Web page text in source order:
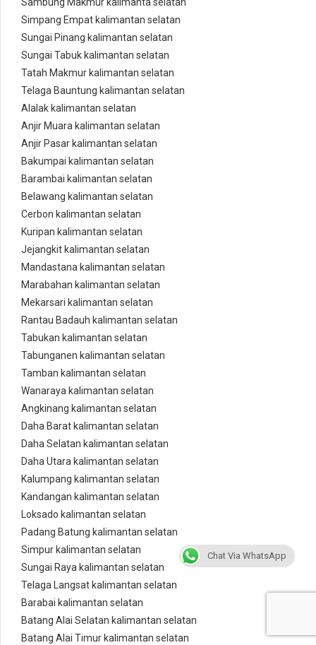
Simpang Empat kalimantan selatan
Sungai Pinang kalimantan selatan
Sungai Tabuk kalimantan selatan
Tatah Makmur kalimantan selatan
Telaga Bauntung kalimantan selatan
Alalak kalimantan selatan
Anjir Muara kalimantan selatan
Anjir Pasar kalimantan selatan
Bakumpai kalimantan selatan
Barambai kalimantan selatan
Belawang kalimantan selatan
Cerbon kalimantan selatan
Kuripan kalimantan selatan
Jejangkit kalimantan selatan
Mandastana kalimantan selatan
Marabahan kalimantan selatan
Mekarsari kalimantan selatan
Rantau Badauh kalimantan selatan
Tabukan kalimantan selatan
Tabunganen kalimantan selatan
Tamban kalimantan selatan
Wanaraya kalimantan selatan
Angkinang kalimantan selatan
Daha Barat kalimantan selatan
Daha Selatan kalimantan selatan
Daha Utara kalimantan selatan
Kalumpang kalimantan selatan
Kandangan kalimantan selatan
Loksado kalimantan selatan
Padang Batung kalimantan selatan
Simpur kalimantan selatan
Sungai Raya kalimantan selatan
Telaga Langsat kalimantan selatan
Barabai kalimantan selatan
Batang Alai Selatan kalimantan selatan
Batang Alai Timur kalimantan selatan
Chat Via WhatsApp